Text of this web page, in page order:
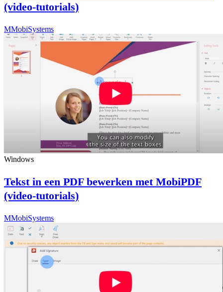
(video-tutorials)
MMobiSystems
Windows
Tekst in een PDF bewerken met MobiPDF
(video-tutorials)
MMobiSystems